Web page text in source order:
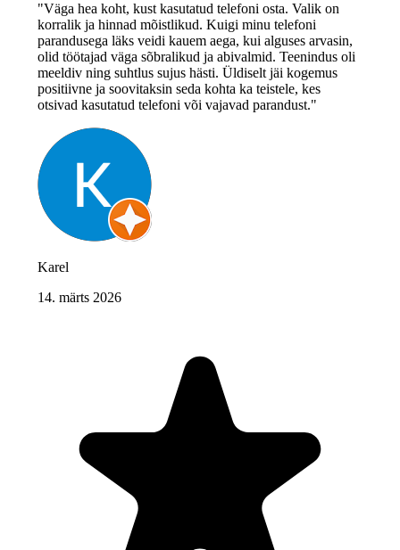
"Väga hea koht, kust kasutatud telefoni osta. Valik on
korralik ja hinnad mõistlikud. Kuigi minu telefoni
parandusega läks veidi kauem aega, kui alguses arvasin,
olid töötajad väga sõbralikud ja abivalmid. Teenindus oli
meeldiv ning suhtlus sujus hästi. Üldiselt jäi kogemus
positiivne ja soovitaksin seda kohta ka teistele, kes
otsivad kasutatud telefoni või vajavad parandust."
Karel
14. märts 2026